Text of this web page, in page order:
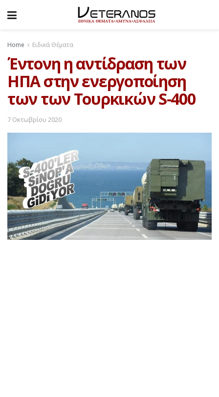
Home Ειδικά Θέματα
Έντονη η αντίδραση των
ΗΠΑ στην ενεργοποίηση
των των Τουρκικών S-400
7 Οκτωβρίου 2020